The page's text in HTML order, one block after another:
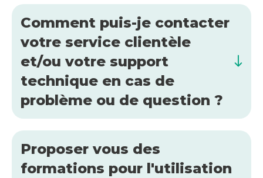
Comment puis-je contacter
votre service clientèle
et/ou votre support
technique en cas de
problème ou de question ?
Proposer vous des
formations pour l'utilisation